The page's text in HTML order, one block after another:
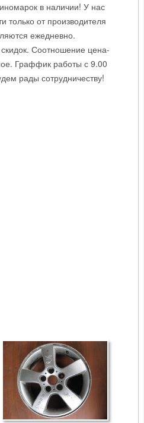
в наличии! У нас
только от производителя
ежедневно.
Соотношение цена-
Граффик работы с 9.00
рады сотрудничеству!